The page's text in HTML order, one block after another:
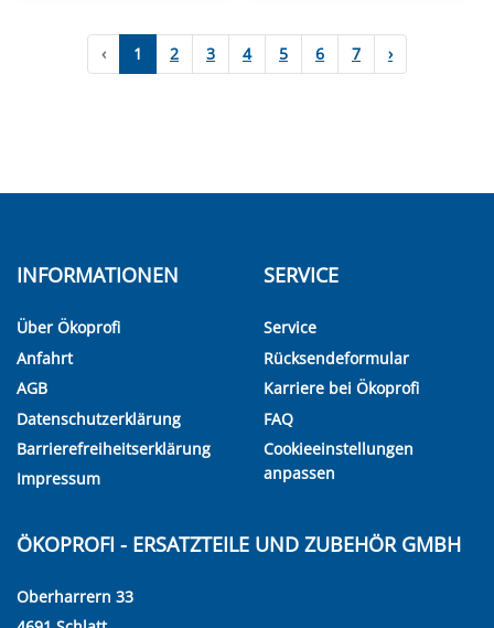
‹ 1 2 3 4 5 6 7 ›
INFORMATIONEN
Über Ökoprofi
Anfahrt
AGB
Datenschutzerklärung
Barrierefreiheitserklärung
Impressum
SERVICE
Service
Rücksendeformular
Karriere bei Ökoprofi
FAQ
Cookieeinstellungen
anpassen
ÖKOPROFI - ERSATZTEILE UND ZUBEHÖR GMBH
Oberharrern 33